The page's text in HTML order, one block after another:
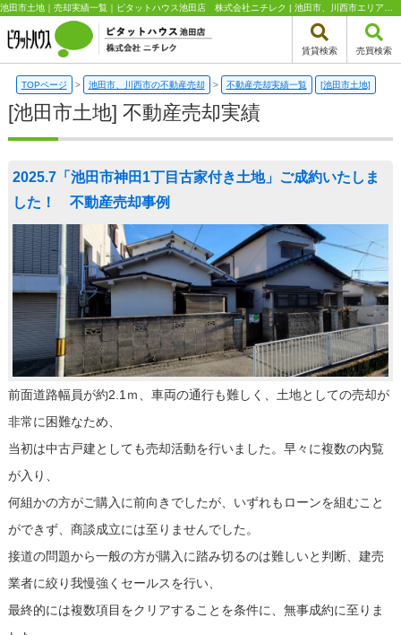
賃貸検索 売買検索
TOPページ > 池田市、川西市の不動産売却 > 不動産売却実績一覧 [池田市土地]
[池田市土地] 不動産売却実績
2025.7「池田市神田1丁目古家付き土地」ご成約いたしま
した！ 不動産売却事例
前面道路幅員が約2.1ｍ、車両の通行も難しく、土地としての売却が
非常に困難なため、
当初は中古戸建としても売却活動を行いました。早々に複数の内覧
が入り、
何組かの方がご購入に前向きでしたが、いずれもローンを組むこと
ができず、商談成立には至りませんでした。
接道の問題から一般の方が購入に踏み切るのは難しいと判断、建売
業者に絞り我慢強くセールスを行い、
最終的には複数項目をクリアすることを条件に、無事成約に至りま